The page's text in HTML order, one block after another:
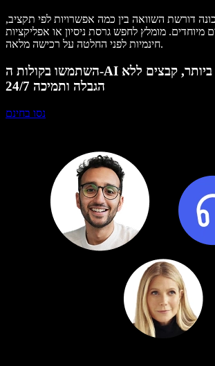
דורשת השוואה בין כמה אפשרויות לפי תקציב,
מיוחדים. מומלץ לחפש גרסת ניסיון או אפליקציות
חינמיות לפני החלטה על רכישה מלאה.
השתמשו בקולות ה-AI המתקדמים ביותר, קבצים ללא
הגבלה ותמיכה 24/7
נסו בחינם